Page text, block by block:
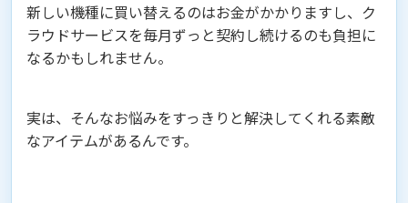
新しい機種に買い替えるのはお金がかかりますし、ク
ラウドサービスを毎月ずっと契約し続けるのも負担に
なるかもしれません。
実は、そんなお悩みをすっきりと解決してくれる素敵
なアイテムがあるんです。